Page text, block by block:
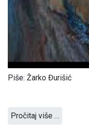
Piše: Žarko Đurišić
Pročitaj više …